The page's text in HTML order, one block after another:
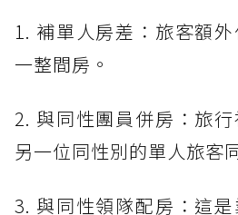
1. 補單人房差：旅客額
一整間房。
2. 與同性團員併房：旅
另一位同性別的單人旅客
3. 與同性領隊配房：這